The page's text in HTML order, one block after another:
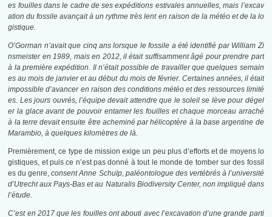
es fouilles dans le cadre de ses expéditions estivales annuelles, mais l’excav
ation du fossile avançait à un rythme très lent en raison de la météo et de la lo
gistique.
O’Gorman n’avait que cinq ans lorsque le fossile a été identifié par William Zi
nsmeister en 1989, mais en 2012, il était suffisamment âgé pour prendre part
à la première expédition. Il n’était possible de travailler que quelques semain
es au mois de janvier et au début du mois de février. Certaines années, il était
impossible d’avancer en raison des conditions météo et des ressources limité
es. Les jours ouvrés, l’équipe devait attendre que le soleil se lève pour dégel
er la glace avant de pouvoir entamer les fouilles et chaque morceau arraché
à la terre devait ensuite être acheminé par hélicoptère à la base argentine de
Marambio, à quelques kilomètres de là.
Premièrement, ce type de mission exige un peu plus d’efforts et de moyens lo
gistiques, et puis ce n’est pas donné à tout le monde de tomber sur des fossil
es du genre,consent Anne Schulp, paléontologue des vertébrés à l’université
d’Utrecht aux Pays-Bas et au Naturalis Biodiversity Center, non impliqué dans
l’étude.
C’est en 2017 que les fouilles ont abouti avec l’excavation d’une grande parti